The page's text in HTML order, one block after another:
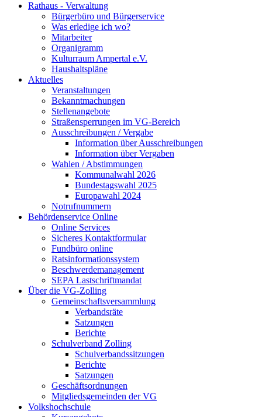
Rathaus - Verwaltung
Bürgerbüro und Bürgerservice
Was erledige ich wo?
Mitarbeiter
Organigramm
Kulturraum Ampertal e.V.
Haushaltspläne
Aktuelles
Veranstaltungen
Bekanntmachungen
Stellenangebote
Straßensperrungen im VG-Bereich
Ausschreibungen / Vergabe
Information über Ausschreibungen
Information über Vergaben
Wahlen / Abstimmungen
Kommunalwahl 2026
Bundestagswahl 2025
Europawahl 2024
Notrufnummern
Behördenservice Online
Online Services
Sicheres Kontaktformular
Fundbüro online
Ratsinformationssystem
Beschwerdemanagement
SEPA Lastschriftmandat
Über die VG-Zolling
Gemeinschaftsversammlung
Verbandsräte
Satzungen
Berichte
Schulverband Zolling
Schulverbandssitzungen
Berichte
Satzungen
Geschäftsordnungen
Mitgliedsgemeinden der VG
Volkshochschule